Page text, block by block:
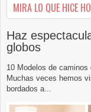
MIRA LO QUE HICE
Haz
globos
10 Modelos de caminos
Muchas veces hemos
bordados a...